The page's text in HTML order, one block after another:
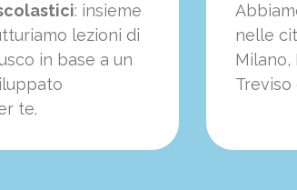
: insieme
lezioni di
in base a un
te.
nelle
Milano,